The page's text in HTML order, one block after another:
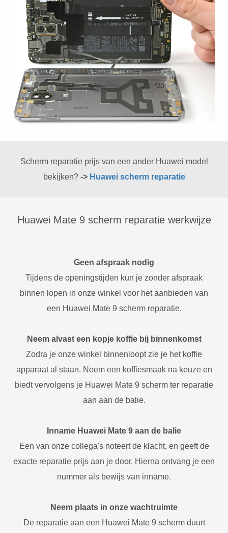
Scherm reparatie prijs van een ander Huawei model
bekijken? -> Huawei scherm reparatie
Huawei Mate 9 scherm reparatie werkwijze
Geen afspraak nodig
Tijdens de openingstijden kun je zonder afspraak
binnen lopen in onze winkel voor het aanbieden van
een Huawei Mate 9 scherm reparatie.
Neem alvast een kopje koffie bij binnenkomst
Zodra je onze winkel binnenloopt zie je het koffie
apparaat al staan. Neem een koffiesmaak na keuze en
biedt vervolgens je Huawei Mate 9 scherm ter reparatie
aan aan de balie.
Inname Huawei Mate 9 aan de balie
Een van onze collega's noteert de klacht, en geeft de
exacte reparatie prijs aan je door. Hierna ontvang je een
nummer als bewijs van inname.
Neem plaats in onze wachtruimte
De reparatie aan een Huawei Mate 9 scherm duurt